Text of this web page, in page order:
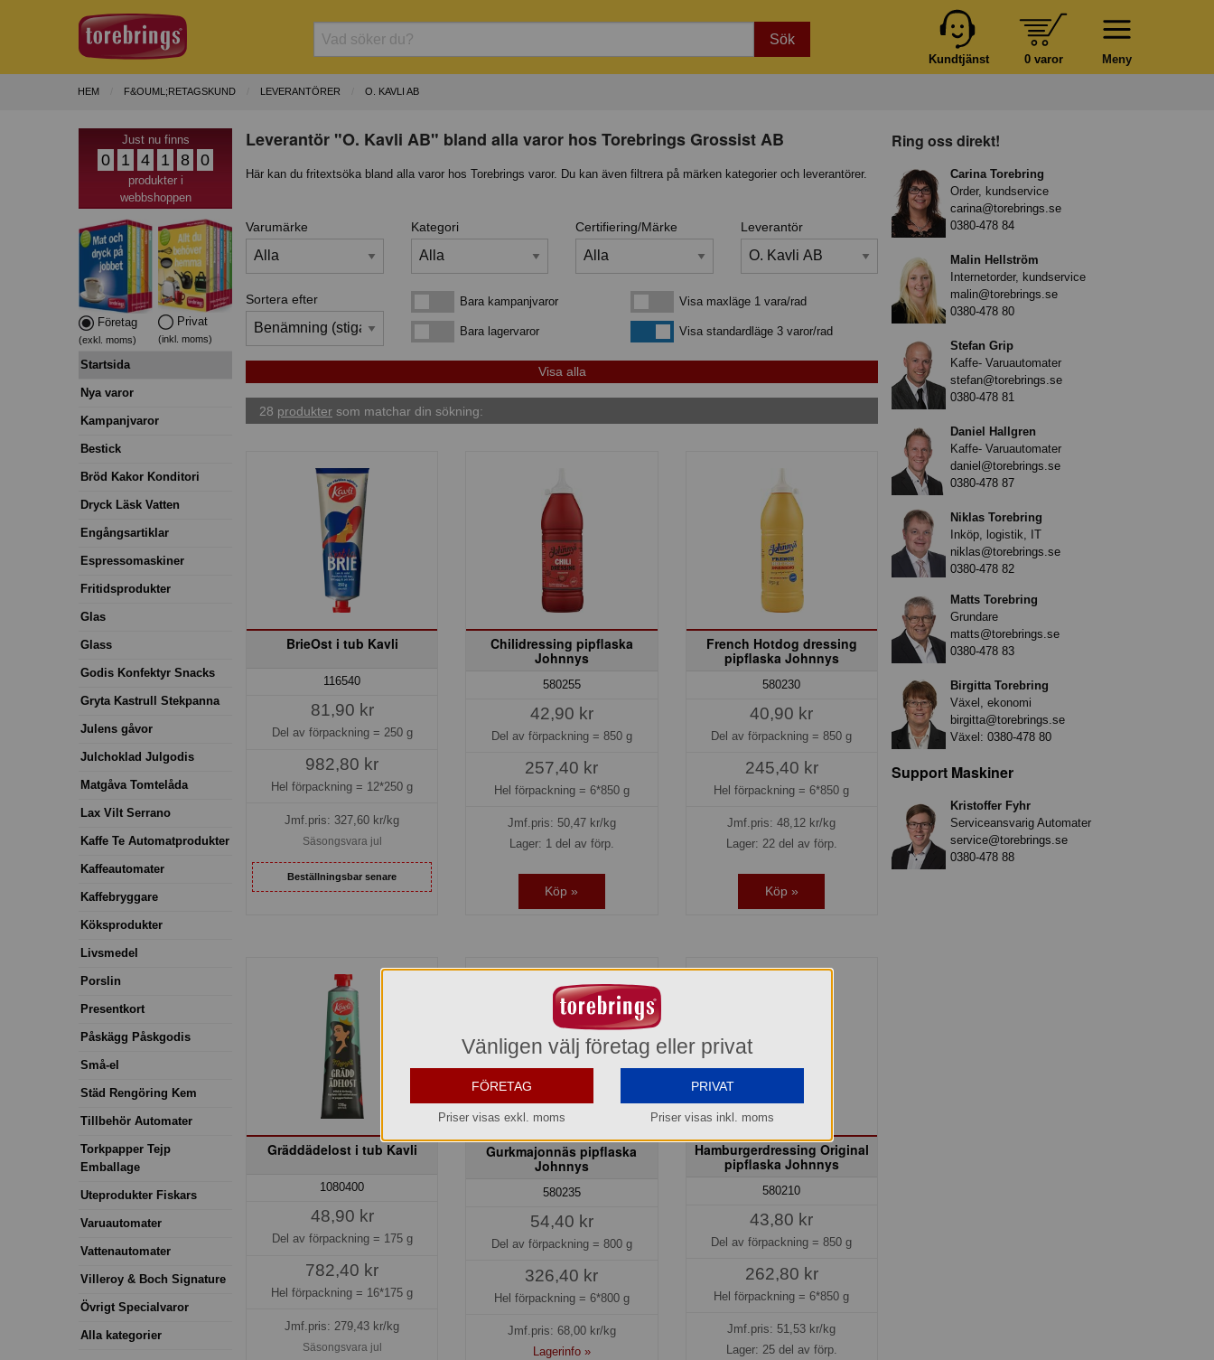
Sök
Meny
0 varor
Kundtjänst
HEM F&OUML;RETAGSKUND LEVERANTÖRER O. KAVLI AB
Just nu finns
0 1 4 1 8 0
produkter i
webbshoppen
Företag
(exkl. moms)
Privat
(inkl. moms)
Startsida
Nya varor
Kampanjvaror
Bestick
Bröd Kakor Konditori
Dryck Läsk Vatten
Engångsartiklar
Espressomaskiner
Fritidsprodukter
Glas
Glass
Godis Konfektyr Snacks
Gryta Kastrull Stekpanna
Julens gåvor
Julchoklad Julgodis
Matgåva Tomtelåda
Lax Vilt Serrano
Kaffe Te Automatprodukter
Kaffeautomater
Kaffebryggare
Köksprodukter
Livsmedel
Porslin
Presentkort
Påskägg Påskgodis
Små-el
Städ Rengöring Kem
Tillbehör Automater
Torkpapper Tejp
Emballage
Uteprodukter Fiskars
Varuautomater
Vattenautomater
Villeroy & Boch Signature
Övrigt Specialvaror
Alla kategorier
Leverantör "O. Kavli AB" bland alla varor hos Torebrings Grossist AB
Här kan du fritextsöka bland alla varor hos Torebrings varor. Du kan även filtrera på märken kategorier och leverantörer.
Varumärke Kategori Certifiering/Märke Leverantör
Sortera efter Bara kampanjvarorBara kampanjvaror
Bara lagervarorBara lagervaror
Visa maxläge 1 vara/rad
Visa maxläge 1 vara/rad
Visa standardlägeVisa standardläge 3 varor/rad
28 produkter som matchar din sökning:
BrieOst i tub Kavli
116540
81,90 kr
Del av förpackning = 250 g
982,80 kr
Hel förpackning = 12*250 g
Jmf.pris: 327,60 kr/kg
Säsongsvara jul
Beställningsbar senare
Chilidressing pipflaska
Johnnys
580255
42,90 kr
Del av förpackning = 850 g
257,40 kr
Hel förpackning = 6*850 g
Jmf.pris: 50,47kr/kg
Lager: 1 del av förp.
Köp »
French Hotdog dressing
pipflaska Johnnys
580230
40,90 kr
Del av förpackning =850 g
245,40 kr
Hel förpackning =6*850 g
Jmf.pris:48,12 kr/kg
Lager: 22 del av förp.
Köp »
Gräddädelost i tub Kavli
1080400
48,90 kr
Del av förpackning = 175 g
782,40 kr
Hel förpackning = 16*175 g
Jmf.pris: 279,43 kr/kg
Säsongsvara jul
Gurkmajonnäs pipflaska
Johnnys
580235
54,40 kr
Del av förpackning = 800 g
326,40 kr
Hel förpackning = 6*800 g
Jmf.pris: 68,00kr/kg
Lagerinfo »
Hamburgerdressing Original
pipflaska Johnnys
580210
43,80 kr
Del av förpackning =850 g
262,80 kr
Hel förpackning =6*850 g
Jmf.pris: 51,53 kr/kg
Lager: 25 del av förp.
Ring oss direkt!
Carina Torebring
Order, kundservice
carina@torebrings.se
0380-478 84
Malin Hellström
Internetorder, kundservice
malin@torebrings.se
0380-478 80
Stefan Grip
Kaffe- Varuautomater
stefan@torebrings.se
0380-478 81
Daniel Hallgren
Kaffe- Varuautomater
daniel@torebrings.se
0380-478 87
Niklas Torebring
Inköp, logistik, IT
niklas@torebrings.se
0380-478 82
Matts Torebring
Grundare
matts@torebrings.se
0380-478 83
Birgitta Torebring
Växel, ekonomi
birgitta@torebrings.se
Växel: 0380-478 80
Support Maskiner
Kristoffer Fyhr
Serviceansvarig Automater
service@torebrings.se
0380-478 88
Vänligen välj företag eller privat
FÖRETAG
Priser visas exkl. moms
PRIVAT
Priser visas inkl. moms